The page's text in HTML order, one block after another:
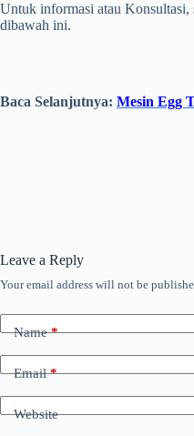
Untuk informasi atau Konsultasi,
dibawah ini.
Baca Selanjutnya: Mesin Egg
Leave a Reply
Your email address will not be
Name*
Email*
Website